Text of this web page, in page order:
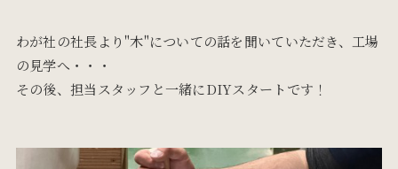
わが社の社長より"木"についての話を聞いていただき、工場
の見学へ・・・
その後、担当スタッフと一緒にDIYスタートです！